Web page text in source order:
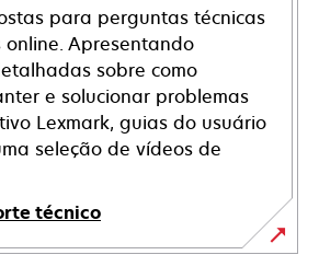
para perguntas técnicas
Apresentando
sobre como
e solucionar problemas
Lexmark, guias do usuário
seleção de vídeos de
técnico